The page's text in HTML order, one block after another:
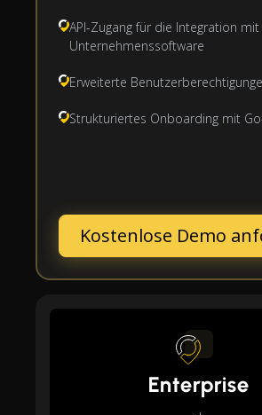
API-Zugang für die Integration mit
Unternehmenssoftware
Erweiterte
Strukturiertes Onboarding mit
Kostenlose Demo
Enterprise